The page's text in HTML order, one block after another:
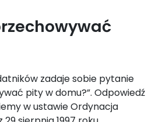
zadaje sobie pytanie
pity w domu?”. Odpowiedź
w ustawie Ordynacja